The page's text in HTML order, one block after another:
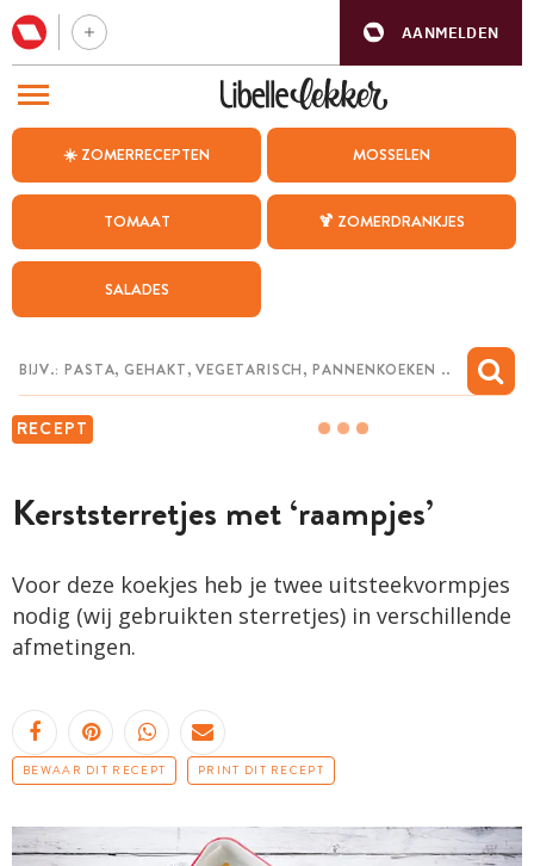
AANMELDEN
☀️ ZOMERRECEPTEN MOSSELEN
TOMAAT 🍹 ZOMERDRANKJES
SALADES
RECEPT
Kerststerretjes met ‘raampjes’
Voor deze koekjes heb je twee uitsteekvormpjes
nodig (wij gebruikten sterretjes) in verschillende
afmetingen.
BEWAAR DIT RECEPT PRINT DIT RECEPT
BEZOEK ONZE ANDERE WEBSITES
WEEKMENU
CHAT MET MAIA
MIJN BEWAARDE RECEPTEN